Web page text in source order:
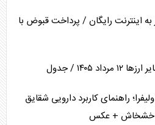
اینترنت رایگان / پرداخت قبوض با
۱۴۰۵ / جدول
راهنمای کاربرد دارویی شقایق
و خشخاش + عکس